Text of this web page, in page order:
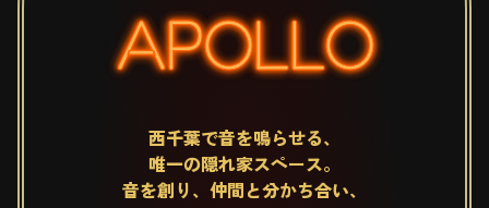
APOLLO
西千葉で音を鳴らせる、
唯一の隠れ家スペース。
音を創り、仲間と分かち合い、